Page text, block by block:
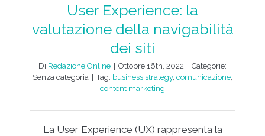
User Experience: la
valutazione della navigabilità
dei siti
Di Redazione Online | Ottobre 16th, 2022 | Categorie:
Senza categoria | Tag: business strategy, comunicazione
content marketing
La User Experience (UX) rappresenta la